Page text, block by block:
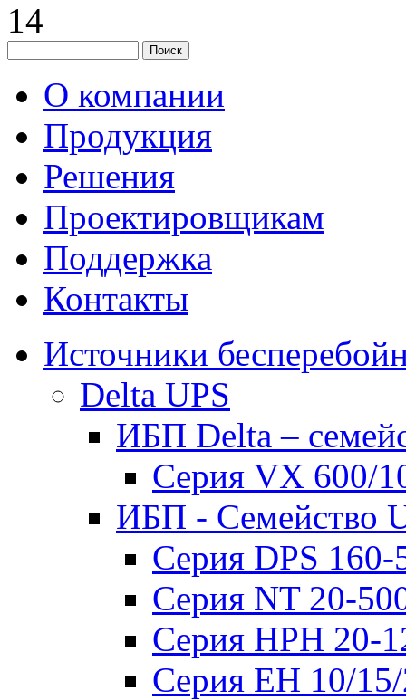
14
О компании
Продукция
Решения
Проектировщикам
Поддержка
Контакты
Источники
Delta UPS
ИБП Delta –
Серия VX 600/
ИБП - Семейство
Серия DPS
Серия NT 20-
Серия HPH 20-
Серия EH 10/